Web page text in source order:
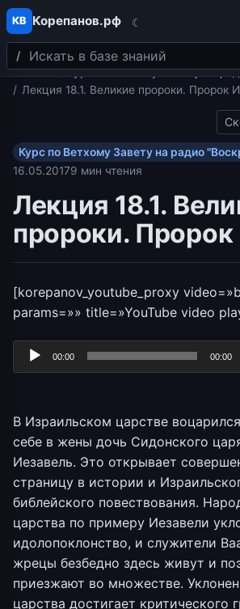
Перейти к содержимому
КВ Корепанов.рф ☾
Поиск
Главная
Курс по Ветхому Завету на
Лекция 18.1. Великие пророки. Пророк
Курс по Ветхому Завету на радио
16.05.20179 мин чтения
Лекция 18.1.
пророки. Пророк
[korepanov_youtube_proxy
params=»» title=»YouTube video
00:00 00:00
В Израильском царстве
себе в жены дочь Сидонского
Иезавель. Это открывает
страницу в истории и
библейского повествования.
царства по примеру Иезавели
идолопоклонство, и служители
жрецы безбедно здесь живут и
приезжают во множестве.
царства достигает критического